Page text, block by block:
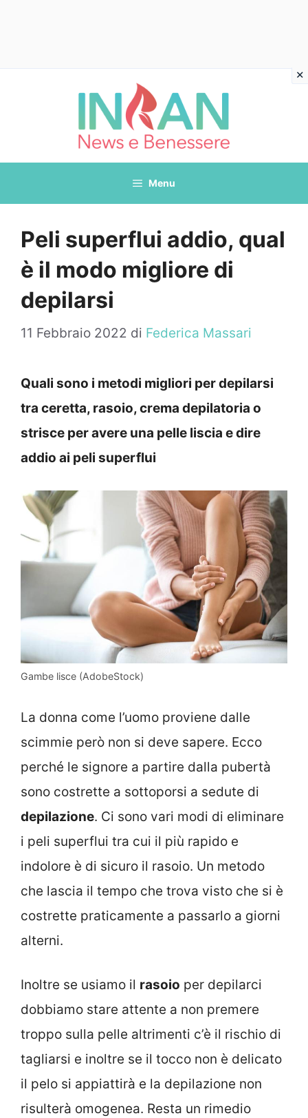
Menu
Peli superflui addio, qual
è il modo migliore di
depilarsi
11 Febbraio 2022 di Federica Massari
Quali sono i metodi migliori per depilarsi
tra ceretta, rasoio, crema depilatoria o
strisce per avere una pelle liscia e dire
addio ai peli superflui
Gambe lisce (AdobeStock)
La donna come l’uomo proviene dalle
scimmie però non si deve sapere. Ecco
perché le signore a partire dalla pubertà
sono costrette a sottoporsi a sedute di
depilazione. Ci sono vari modi di eliminare
i peli superflui tra cui il più rapido e
indolore è di sicuro il rasoio. Un metodo
che lascia il tempo che trova visto che si è
costrette praticamente a passarlo a giorni
alterni.
Inoltre se usiamo il rasoio per depilarci
dobbiamo stare attente a non premere
troppo sulla pelle altrimenti c’è il rischio di
tagliarsi e inoltre se il tocco non è delicato
il pelo si appiattirà e la depilazione non
risulterà omogenea. Resta un rimedio